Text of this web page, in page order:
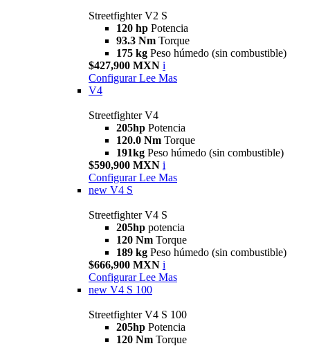
Streetfighter V2 S
120 hp Potencia
93.3 Nm Torque
175 kg Peso húmedo (sin combustible)
$427,900 MXN i
Configurar Lee Mas
V4
Streetfighter V4
205hp Potencia
120.0 Nm Torque
191kg Peso húmedo (sin combustible)
$590,900 MXN i
Configurar Lee Mas
new V4 S
Streetfighter V4 S
205hp potencia
120 Nm Torque
189 kg Peso húmedo (sin combustible)
$666,900 MXN i
Configurar Lee Mas
new V4 S 100
Streetfighter V4 S 100
205hp Potencia
120 Nm Torque